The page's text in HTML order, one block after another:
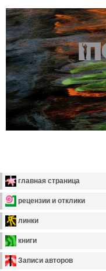
главная страница
рецензии и отклики
линки
книги
Записи авторов